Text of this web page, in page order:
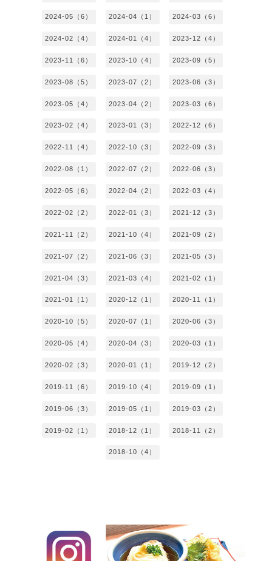
2024-05（6） 2024-04（1） 2024-03（6）
2024-02（4） 2024-01（4） 2023-12（4）
2023-11（6） 2023-10（4） 2023-09（5）
2023-08（5） 2023-07（2） 2023-06（3）
2023-05（4） 2023-04（2） 2023-03（6）
2023-02（4） 2023-01（3） 2022-12（6）
2022-11（4） 2022-10（3） 2022-09（3）
2022-08（1） 2022-07（2） 2022-06（3）
2022-05（6） 2022-04（2） 2022-03（4）
2022-02（2） 2022-01（3） 2021-12（3）
2021-11（2） 2021-10（4） 2021-09（2）
2021-07（2） 2021-06（3） 2021-05（3）
2021-04（3） 2021-03（4） 2021-02（1）
2021-01（1） 2020-12（1） 2020-11（1）
2020-10（5） 2020-07（1） 2020-06（3）
2020-05（4） 2020-04（3） 2020-03（1）
2020-02（3） 2020-01（1） 2019-12（2）
2019-11（6） 2019-10（4） 2019-09（1）
2019-06（3） 2019-05（1） 2019-03（2）
2019-02（1） 2018-12（1） 2018-11（2）
2018-10（4）